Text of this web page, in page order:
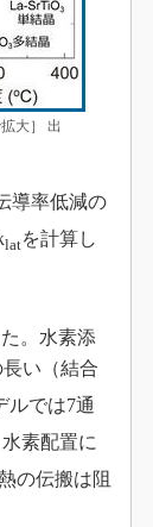
大］ 出
導率低減の
latを計算し
。水素添
い（結合
ルでは7通
素配置に
の伝搬は阻